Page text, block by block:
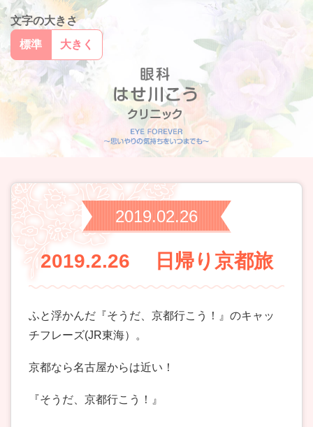
文字の大きさ
標準
大きく
2019.02.26
2019.2.26 日帰り京都旅
ふと浮かんだ『そうだ、京都行こう！』のキャッ
チフレーズ(JR東海）。
京都なら名古屋からは近い！
『そうだ、京都行こう！』